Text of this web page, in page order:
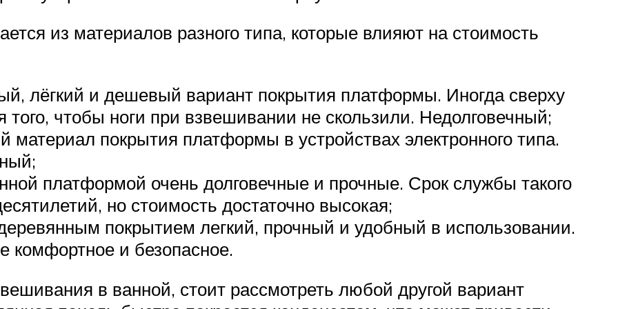
из материалов разного типа, которые влияют на стоимость
лёгкий и дешевый вариант покрытия платформы. Иногда сверху
чтобы ноги при взвешивании не скользили. Недолговечный;
покрытия платформы в устройствах электронного типа.
платформой очень долговечные и прочные. Срок службы такого
но стоимость достаточно высокая;
покрытием легкий, прочный и удобный в использовании.
комфортное и безопасное.
в ванной, стоит рассмотреть любой другой вариант